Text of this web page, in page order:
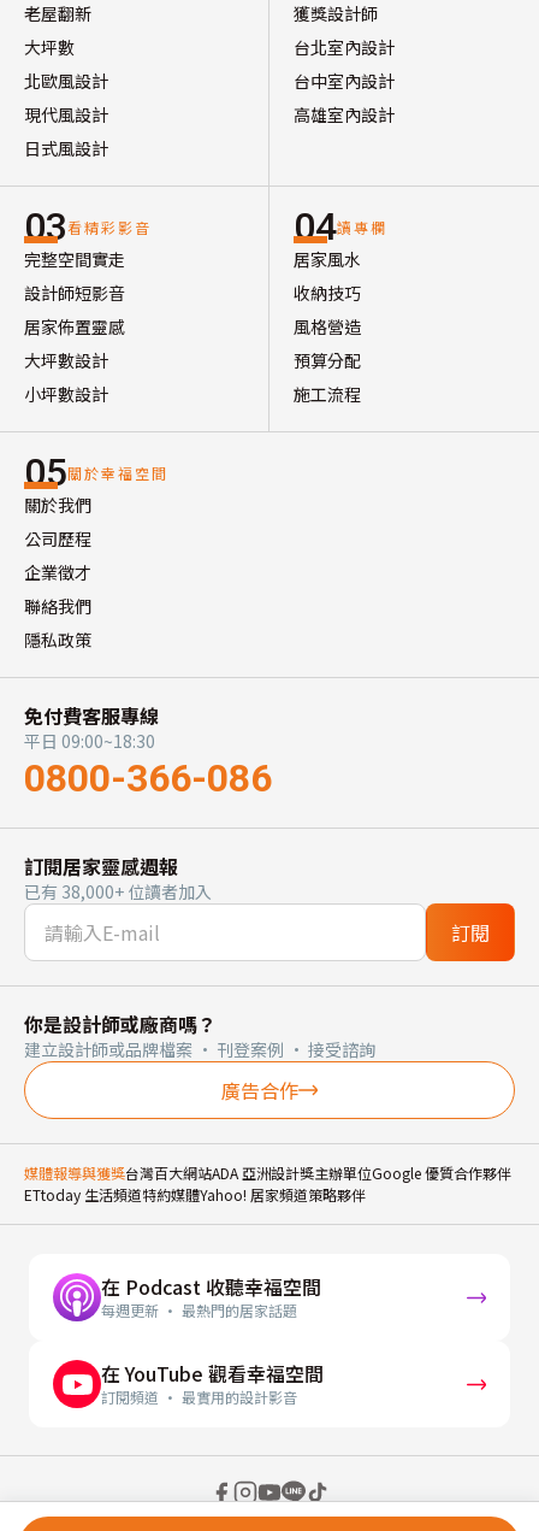
老屋翻新
大坪數
北歐風設計
現代風設計
日式風設計
獲獎設計師
台北室內設計
台中室內設計
高雄室內設計
03看精彩影音
完整空間實走
設計師短影音
居家佈置靈感
大坪數設計
小坪數設計
04讀專欄
居家風水
收納技巧
風格營造
預算分配
施工流程
05關於幸福空間
關於我們
公司歷程
企業徵才
聯絡我們
隱私政策
免付費客服專線
平日 09:00~18:30
0800-366-086
訂閱居家靈感週報
已有 38,000+ 位讀者加入
訂閱
你是設計師或廠商嗎？
建立設計師或品牌檔案 · 刊登案例 · 接受諮詢
廣告合作
媒體報導與獲獎台灣百大網站ADA 亞洲設計獎主辦單位Google 優質合作夥伴
ETtoday 生活頻道特約媒體Yahoo! 居家頻道策略夥伴
在 Podcast 收聽幸福空間
每週更新 · 最熱門的居家話題
在 YouTube 觀看幸福空間
訂閱頻道 · 最實用的設計影音
© 2026 幸福空間 Gorgeous Space Co., Ltd.